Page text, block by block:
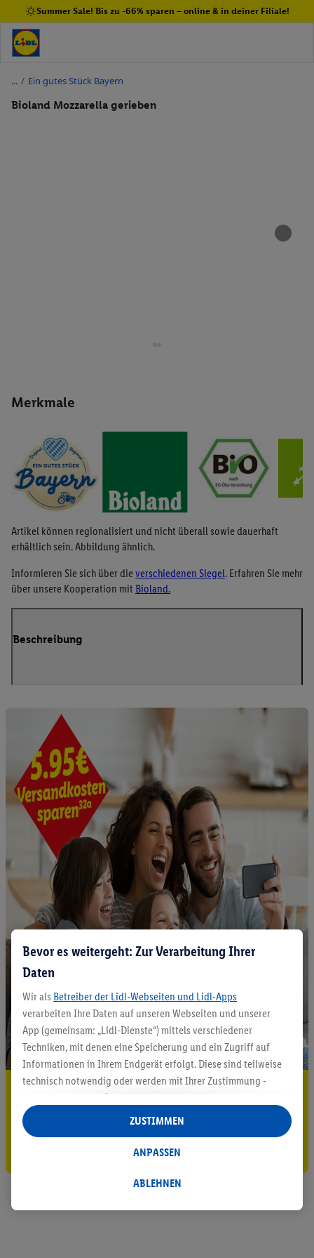
Summer Sale! Bis zu -66% sparen – online & in deiner Filiale!
/ Ein gutes Stück Bayern
Bioland Mozzarella gerieben
Merkmale
Artikel können regionalisiert und nicht überall sowie dauerhaft
erhältlich sein. Abbildung ähnlich.
Informieren Sie sich über die verschiedenen Siegel. Erfahren Sie mehr
über unsere Kooperation mit Bioland.
Beschreibung
5.95 € Versand sparen³²ᵃ
Jetzt zum Newsletter anmelden
Gutschein sichern!
Bevor es weitergeht: Zur Verarbeitung Ihrer
Daten
Wir als Betreiber der Lidl-Webseiten und Lidl-Apps
verarbeiten Ihre Daten auf unseren Webseiten und unserer
App (gemeinsam: „Lidl-Dienste“) mittels verschiedener
Techniken, mit denen eine Speicherung und ein Zugriff auf
Informationen in Ihrem Endgerät erfolgt. Diese sind teilweise
technisch notwendig oder werden mit Ihrer Zustimmung -
auch durch Partner (u.a.
Verantwortliche; im Zusammenhang mit dem IAB TCF
insgesamt
Statistik-Erstellung oder für personalisierte Werbung
Datenverarbeitungen für personalisierte Werbung werden
ABLEHNEN
ANPASSEN
ZUSTIMMEN